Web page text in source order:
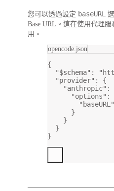
您可以透過設定 baseURL
Base URL。這在使用代理
用。
opencode.json
{
"$schema" :
"provider" : {
"anthropic" :
"options" :
"baseURL"
}
}
}
}